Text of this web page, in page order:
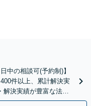
中の相談可(予約制)】
件以上、累計解決実
解決実績が豊富な法律